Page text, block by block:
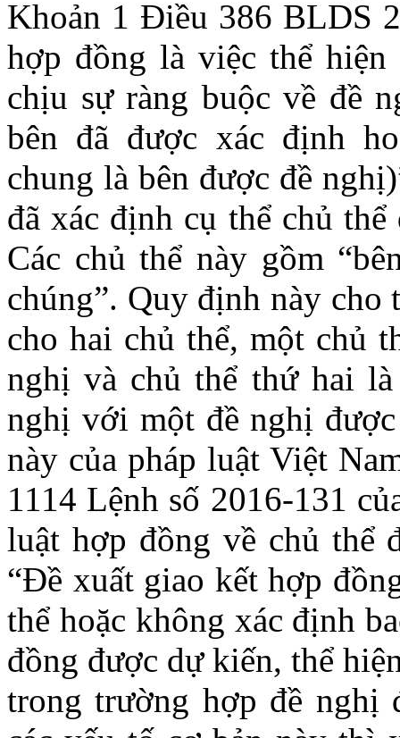
Khoản 1 Điều 386 BLDS
hợp đồng là việc thể
chịu sự ràng buộc về đề
bên đã được xác định
chung là bên được đề
đã xác định cụ thể chủ
Các chủ thể này gồm
chúng”. Quy định này cho
cho hai chủ thể, một chủ
nghị và chủ thể thứ hai
nghị với một đề nghị
này của pháp luật Việt
1114 Lệnh số 2016-131
luật hợp đồng về chủ thể
“Đề xuất giao kết hợp
thể hoặc không xác định
đồng được dự kiến, thể
trong trường hợp đề nghị